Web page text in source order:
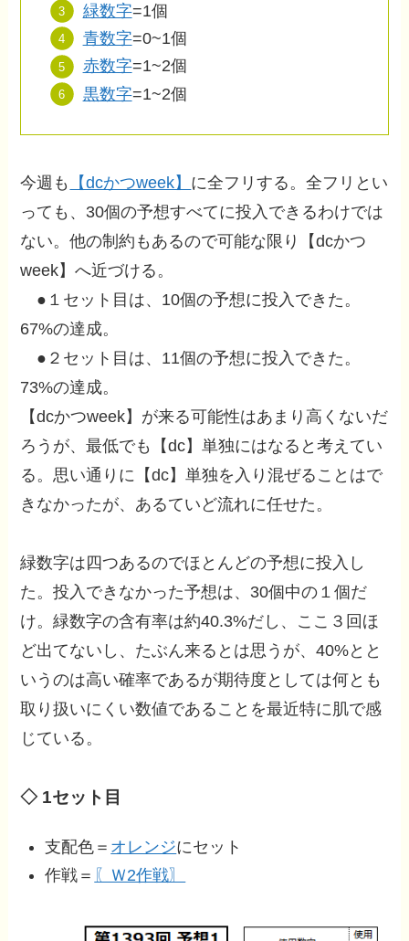
緑数字=1個
青数字=0~1個
赤数字=1~2個
黒数字=1~2個
今週も 【dcかつweek】 に全フリする。全フリとい
っても、30個の予想すべてに投入できるわけでは
ない。他の制約もあるので可能な限り【dcかつ
week】へ近づける。
●１セット目は、10個の予想に投入できた。
67%の達成。
●２セット目は、11個の予想に投入できた。
73%の達成。
【dcかつweek】が来る可能性はあまり高くないだ
ろうが、最低でも【dc】単独にはなると考えてい
る。思い通りに【dc】単独を入り混ぜることはで
きなかったが、あるていど流れに任せた。
緑数字は四つあるのでほとんどの予想に投入し
た。投入できなかった予想は、30個中の１個だ
け。緑数字の含有率は約40.3%だし、ここ３回ほ
ど出てないし、たぶん来るとは思うが、40%とと
いうのは高い確率であるが期待度としては何とも
取り扱いにくい数値であることを最近特に肌で感
じている。
◇ 1セット目
支配色＝ オレンジにセット
作戦＝ 〖Ｗ2作戦〗